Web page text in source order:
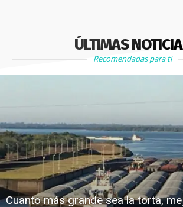
ÚLTIMAS
Recomendadas para ti
Cuanto más grande sea la torta,